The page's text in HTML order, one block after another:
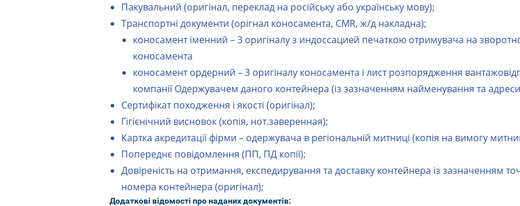
Пакувальний (оригінал, переклад на російську або українську мову);
Транспортні документи (орігнал коносамента, CMR, ж/д накладна);
коносамент іменний – 3 оригіналу з индоссацией печаткою отримувача на
коносамента
коносамент ордерний – 3 оригіналу коносамента і лист розпорядження
компанії Одержувачем даного контейнера (із зазначенням найменування та
Сертифікат походження і якості (оригінал);
Гігієнічний висновок (копія, нот.заверенная);
Картка акредитації фірми – одержувача в регіональній митниці (копія на вимогу
Попереднє повідомлення (ПП, ПД копії);
Довіреність на отримання, експедирування та доставку контейнера із зазначенням
номера контейнера (оригінал);
Додаткові відомості про наданих документів: